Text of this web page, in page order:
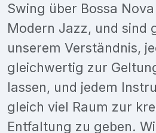
Swing über Bossa
Modern Jazz, und sind
unserem Verständnis,
gleichwertig zur
lassen, und jedem
gleich viel Raum zur
Entfaltung zu geben.